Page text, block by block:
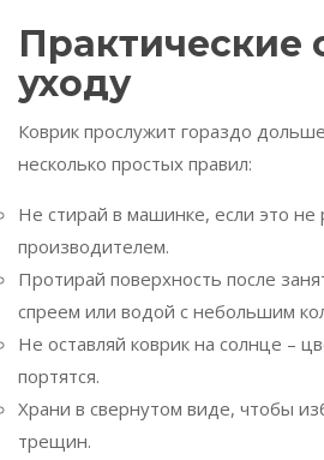
Практические
уходу
Коврик прослужит гораздо
несколько простых правил:
Не стирай в машинке, если это
производителем.
Протирай поверхность после
спреем или водой с небольшим
Не оставляй коврик на солнце –
портятся.
Храни в свернутом виде, чтобы
трещин.